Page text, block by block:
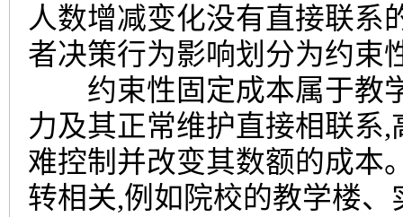
人数增减变化没有直接联系
者决策行为影响划分为约束
约束性固定成本属于教
力及其正常维护直接相联系
难控制并改变其数额的成本
转相关,例如院校的教学楼